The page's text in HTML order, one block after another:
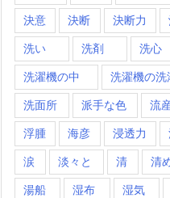
決意 決断 決断力
洗い 洗剤 洗心
洗濯機の中 洗濯機の洗
洗面所 派手な色 流
浮腫 海彦 浸透力
涙 淡々と 清 清
湯船 湿布 湿気